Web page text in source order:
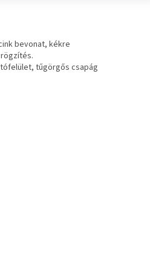
bevonat, kékre
tűgörgős csapág